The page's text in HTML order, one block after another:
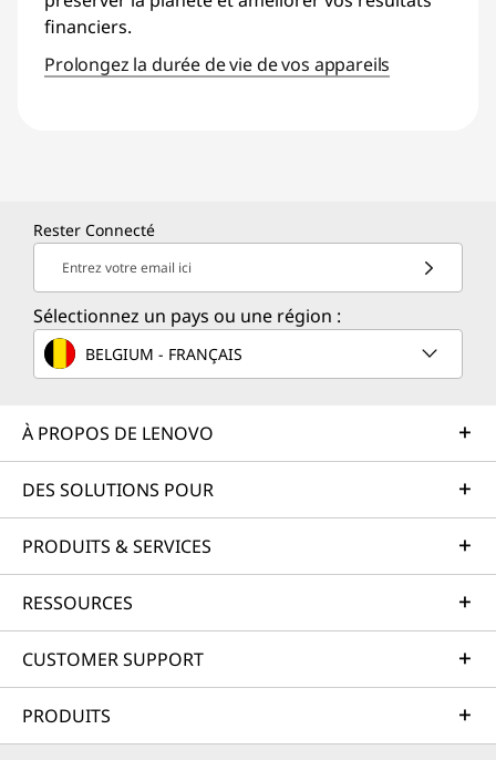
financiers.
Prolongez la durée de vie de vos appareils
Rester Connecté
Entrez votre email ici
Sélectionnez un pays ou une région :
BELGIUM - FRANÇAIS
À PROPOS DE LENOVO
DES SOLUTIONS POUR
PRODUITS & SERVICES
RESSOURCES
CUSTOMER SUPPORT
PRODUITS